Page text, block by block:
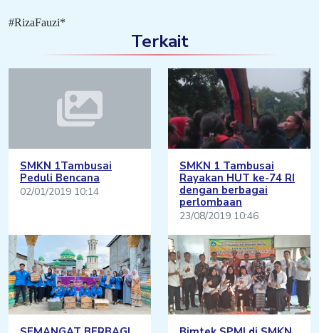
#RizaFauzi*
Terkait
SMKN 1Tambusai
Peduli Bencana
02/01/2019 10:14
SMKN 1 Tambusai
Rayakan HUT ke-74 RI
dengan berbagai
perlombaan
23/08/2019 10:46